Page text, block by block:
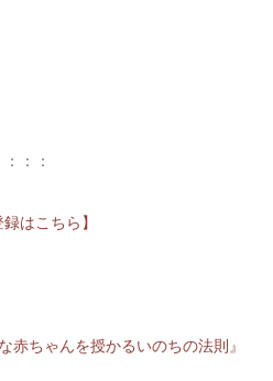
：：
はこちら】
赤ちゃんを授かるいのちの法則』